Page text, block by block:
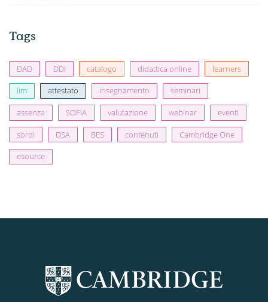
Tags
DAD DDI catalogo didattica online learners
lim attestato insegnamento seminari
assenza SOFIA valutazione webinar eventi
sordi DSA BES contenuti Cambridge One
esource